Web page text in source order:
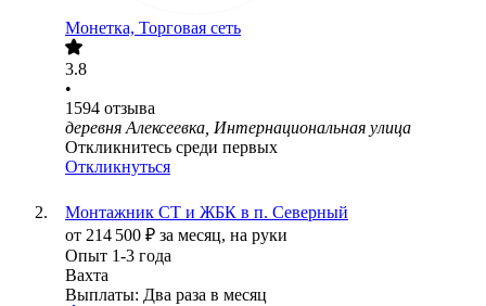
Монетка, Торговая сеть
3.8
•
1594 отзыва
деревня Алексеевка, Интернациональная улица
Откликнитесь среди первых
Откликнуться
Монтажник СТ и ЖБК в п. Северный
от 214 500 ₽ за месяц, на руки
Опыт 1-3 года
Вахта
Выплаты: Два раза в месяц